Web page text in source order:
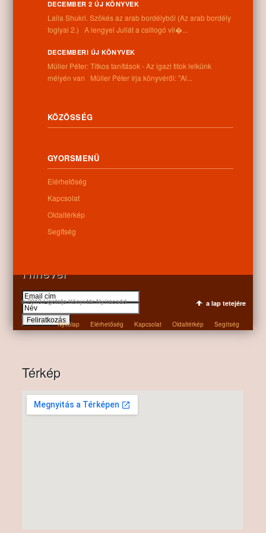
Információk
Telefon:
+36 52 206 031
Kedd: 9:00-12:00 13:00-16:30
Csütörtök: 9:00-12:00 13:00-16:30
Péntek: 9:00-12:00 13:00-16:30
Vasárnap: zárva
Hírlevél
Térkép
DECEMBER 2 ÚJ KÖNYVEK
Laila Shukri. Szökés ​az arab bordélyból (Az arab bordély
foglyai 2.) A lengyel Juliát a csillogó vil�...
DECEMBERI ÚJ KÖNYVEK
Müller Péter: Titkos tanítások - Az igazi titok lelkünk
mélyén van Müller Péter írja könyvéről: "Al...
KÖZÖSSÉG
GYORSMENÜ
Elérhetőség
Kapcsolat
Oldaltérkép
Segítség
© 2013 Ligetalja Könyvtár Nyíracsád a lap tetejére
Nyitólap Elérhetőség Kapcsolat Oldaltérkép Segítség